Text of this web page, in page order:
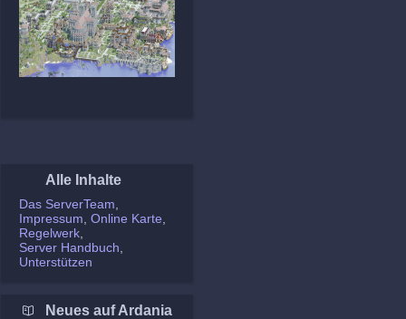
Alle Inhalte
Das ServerTeam
Impressum Online Karte
Regelwerk
Server Handbuch
Unterstützen
Neues auf Ardania